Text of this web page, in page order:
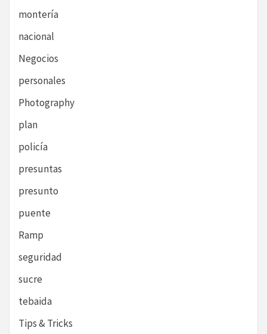
montería
nacional
Negocios
personales
Photography
plan
policía
presuntas
presunto
puente
Ramp
seguridad
sucre
tebaida
Tips & Tricks